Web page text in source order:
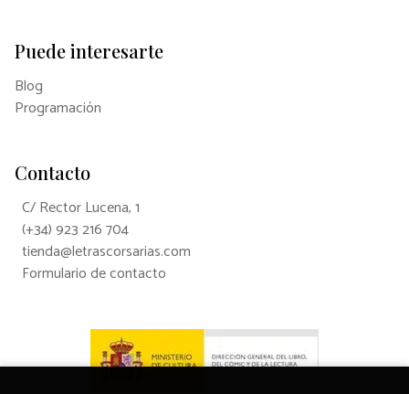
Puede interesarte
Blog
Programación
Contacto
C/ Rector Lucena, 1
(+34) 923 216 704
tienda@letrascorsarias.com
Formulario de contacto